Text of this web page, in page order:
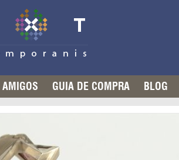
AMIGOS GUIA DE COMPRA BLOG